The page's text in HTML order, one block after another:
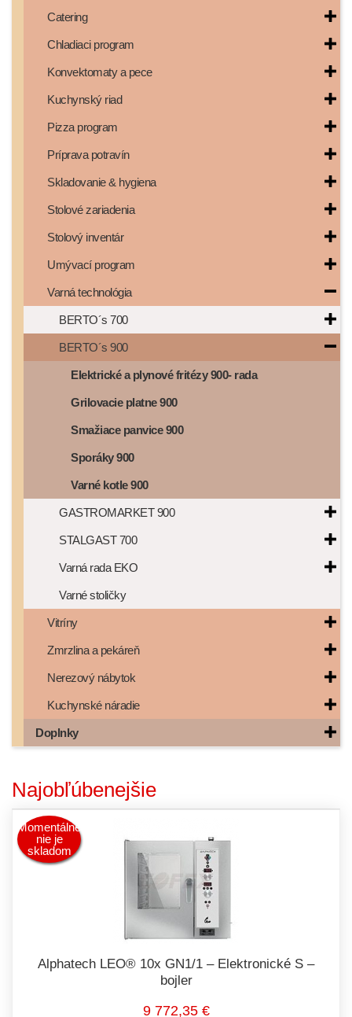
Catering
Chladiaci program
Konvektomaty a pece
Kuchynský riad
Pizza program
Príprava potravín
Skladovanie & hygiena
Stolové zariadenia
Stolový inventár
Umývací program
Varná technológia
BERTO´s 700
BERTO´s 900
Elektrické a plynové fritézy 900- rada
Grilovacie platne 900
Smažiace panvice 900
Sporáky 900
Varné kotle 900
GASTROMARKET 900
STALGAST 700
Varná rada EKO
Varné stoličky
Vitríny
Zmrzlina a pekáreň
Nerezový nábytok
Kuchynské náradie
Doplnky
Najobľúbenejšie
Momentálne
nie je
skladom
Alphatech LEO® 10x GN1/1 – Elektronické S –
bojler
9 772,35 €